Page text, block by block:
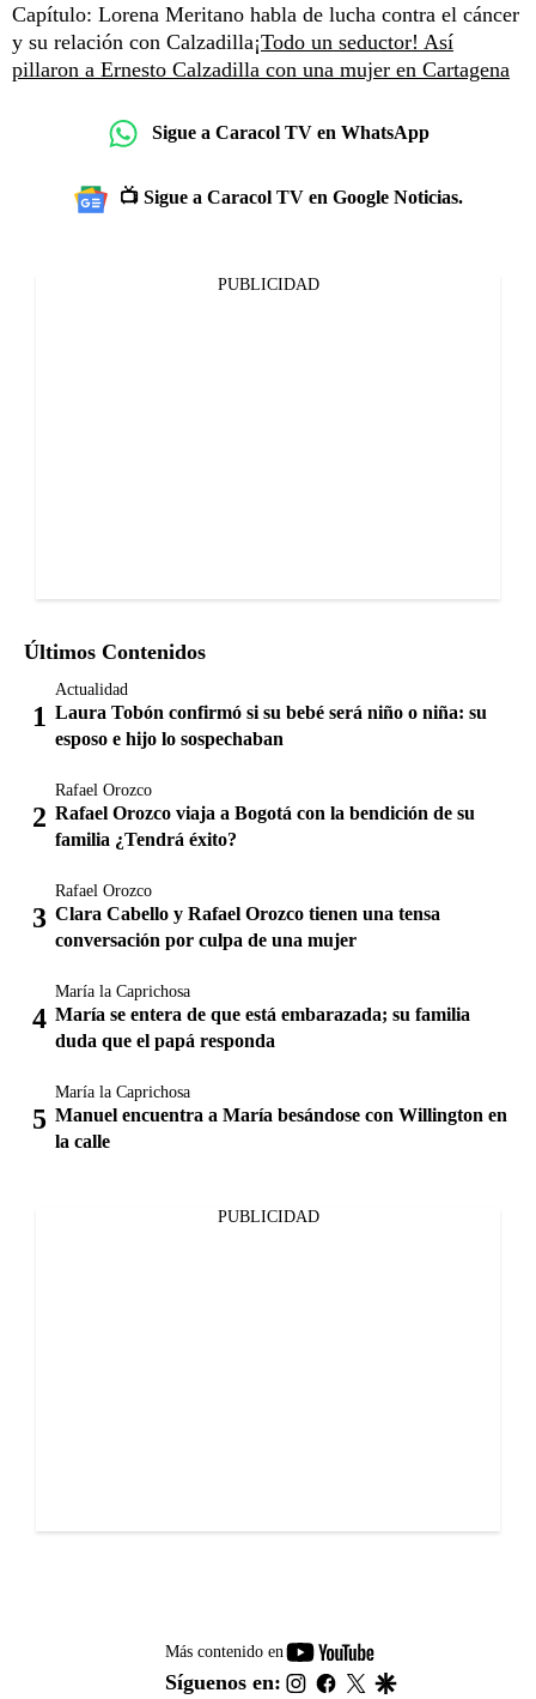
Capítulo: Lorena Meritano habla de lucha contra el cáncer
y su relación con Calzadilla¡Todo un seductor! Así
pillaron a Ernesto Calzadilla con una mujer en Cartagena
Sigue a Caracol TV en WhatsApp
📺 Sigue a Caracol TV en Google Noticias.
PUBLICIDAD
Últimos Contenidos
Actualidad
Laura Tobón confirmó si su bebé será niño o niña: su
esposo e hijo lo sospechaban
Rafael Orozco
Rafael Orozco viaja a Bogotá con la bendición de su
familia ¿Tendrá éxito?
Rafael Orozco
Clara Cabello y Rafael Orozco tienen una tensa
conversación por culpa de una mujer
María la Caprichosa
María se entera de que está embarazada; su familia
duda que el papá responda
María la Caprichosa
Manuel encuentra a María besándose con Willington en
la calle
PUBLICIDAD
Más contenido en
youtube-
footer
Síguenos en: instagram
facebook
twitter